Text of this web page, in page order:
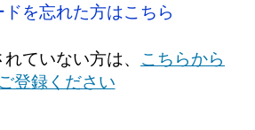
ドを忘れた方はこちら
ていない方は、 こちらから
ご登録ください